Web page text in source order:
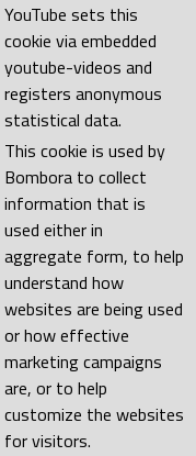
YouTube sets this
cookie via embedded
youtube-videos and
registers anonymous
statistical data.
This cookie is used by
Bombora to collect
information that is
used either in
aggregate form, to help
understand how
websites are being used
or how effective
marketing campaigns
are, or to help
customize the websites
for visitors.